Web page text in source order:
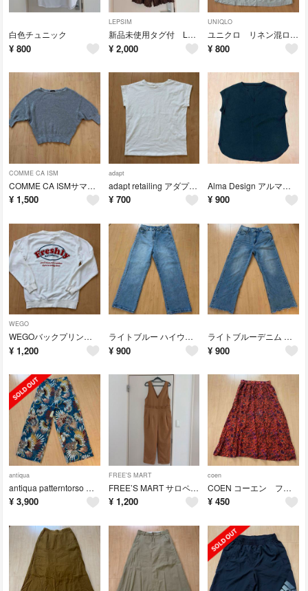
白色チュニック
¥ 800
LEPSIM
新品未使用タグ付 LEPSIM レプシィムプリーツワイドパンツ
¥ 2,000
UNIQLO
ユニクロ リネン混ロングスカート
¥ 800
COMME CA ISM
COMME CA ISMサマーセーター クロップドニット 五分袖
¥ 1,500
adapt
adapt retailing アダプトリティリングノースリーブ Tシャツ M
¥ 700
Alma Design アルマデザイン 黒色ワッフル素材ノースリーブ Tシャツ
¥ 900
WEGO
WEGOバックプリント スウェット S
¥ 1,200
ライトブルー ハイウエスト ストレートデニム
¥ 900
ライトブルーデニム ワイドレッグパンツ
¥ 900
antiqua
antiqua patterntorso アンティカ 総柄パンツ イージーパンツ
¥ 3,900
FREE'S MART
FREE’S MART サロペット
¥ 1,200
coen
COEN コーエン フレアーロングスカート
¥ 450